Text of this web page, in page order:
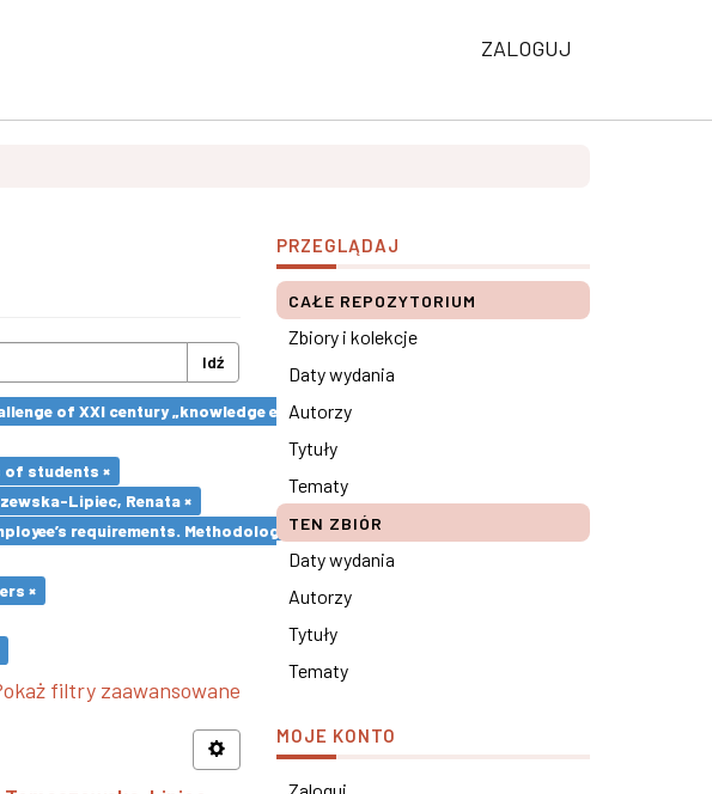
ZALOGUJ
Idź
of XXI century „knowledge economics” ×
of students ×
Lipiec, Renata ×
requirements. Methodological remarks ×
×
filtry zaawansowane
PRZEGLĄDAJ
CAŁE REPOZYTORIUM
Zbiory i kolekcje
Daty wydania
Autorzy
Tytuły
Tematy
TEN ZBIÓR
Daty wydania
Autorzy
Tytuły
Tematy
MOJE KONTO